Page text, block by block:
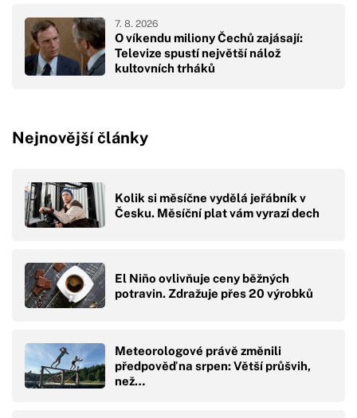
O víkendu miliony Čechů zajásají:
Televize spustí největší nálož
kultovních trháků
7. 8. 2026
Nejnovější články
Kolik si měsíčne vydělá jeřábník v
Česku. Měsíční plat vám vyrazí dech
El Niño ovlivňuje ceny běžných
potravin. Zdražuje přes 20 výrobků
Meteorologové právě změnili
předpověď na srpen: Větší průšvih,
než…